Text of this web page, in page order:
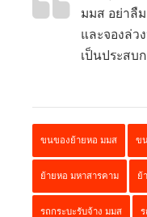
มมส อย่าลืม
และจองล่ว
เป็นประสบ
ขนของย้ายหอ มมส ข
ย้ายหอ มหาสารคาม ย้
รถกระบะรับจ้าง มมส